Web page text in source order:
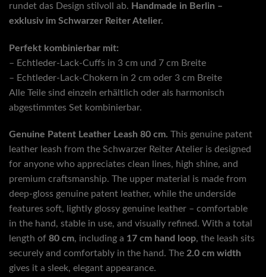
rundet das Design stilvoll ab. Handmade in Berlin –
exklusiv im Schwarzer Reiter Atelier.
Perfekt kombinierbar mit:
– Echtleder-Lack-Cuffs in 3 cm und 7 cm Breite
– Echtleder-Lack-Chokern in 2 cm oder 3 cm Breite
Alle Teile sind einzeln erhältlich oder als harmonisch
abgestimmtes Set kombinierbar.
Genuine Patent Leather Leash 80 cm. This genuine patent
leather leash from the Schwarzer Reiter Atelier is designed
for anyone who appreciates clean lines, high shine, and
premium craftsmanship. The upper material is made from
deep-gloss genuine patent leather, while the underside
features soft, lightly glossy genuine leather – comfortable
in the hand, stable in use, and visually refined. With a total
length of 80 cm, including a 17 cm hand loop, the leash sits
securely and comfortably in the hand. The 2.0 cm width
gives it a sleek, elegant appearance.